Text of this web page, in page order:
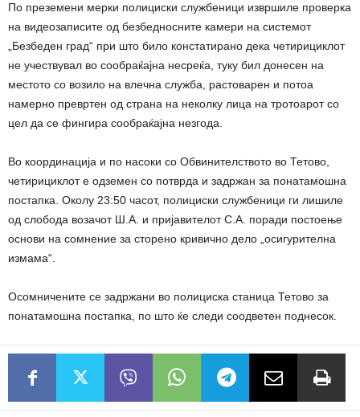
По преземени мерки полициски службеници извршиле проверка
на видеозаписите од безбедносните камери на системот
„Безбеден град“ при што било констатирано дека четирициклот
не учествувал во сообраќајна несреќа, туку бил донесен на
местото со возило на влечна служба, растоварен и потоа
намерно превртен од страна на неколку лица на тротоарот со
цел да се фингира сообраќајна незгода.
Во координација и по насоки со Обвинителството во Тетово,
четирициклот е одземен со потврда и задржан за понатамошна
постапка. Околу 23:50 часот, полициски службеници ги лишиле
од слобода возачот Ш.А. и пријавителот С.А. поради постоење
основи на сомнение за сторено кривично дело „осигурителна
измама“.
Осомничените се задржани во полициска станица Тетово за
понатамошна постапка, по што ќе следи соодветен поднесок.